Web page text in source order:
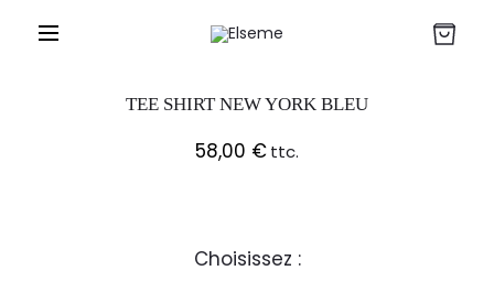
TEE SHIRT NEW YORK BLEU
58,00 €ttc.
Choisissez :